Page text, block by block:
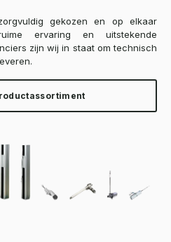
gekozen en op elkaar
ervaring en uitstekende
zijn wij in staat om technisch